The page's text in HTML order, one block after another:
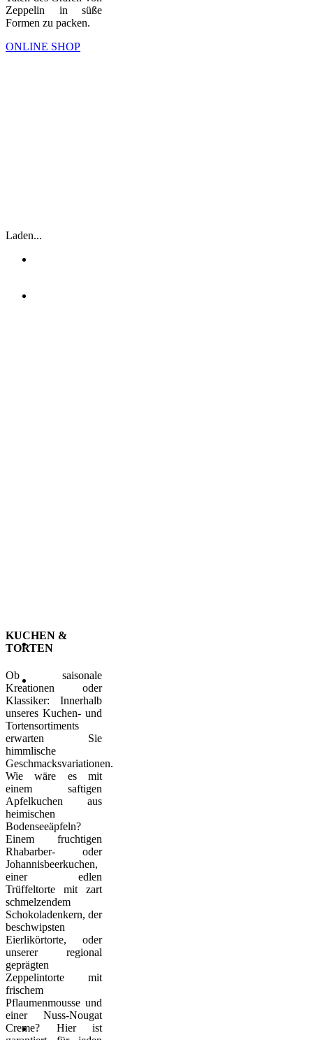
Zeppelin in süße
Formen zu packen.
ONLINE SHOP
Laden...
KUCHEN &
TORTEN
Ob saisonale
Kreationen oder
Klassiker: Innerhalb
unseres Kuchen- und
Tortensortiments
erwarten Sie
himmlische
Geschmacksvariationen.
Wie wäre es mit
einem saftigen
Apfelkuchen aus
heimischen
Bodenseeäpfeln?
Einem fruchtigen
Rhabarber- oder
Johannisbeerkuchen,
einer edlen
Trüffeltorte mit zart
schmelzendem
Schokoladenkern, der
beschwipsten
Eierlikörtorte, oder
unserer regional
geprägten
Zeppelintorte mit
frischem
Pflaumenmousse und
einer Nuss-Nougat
Creme? Hier ist